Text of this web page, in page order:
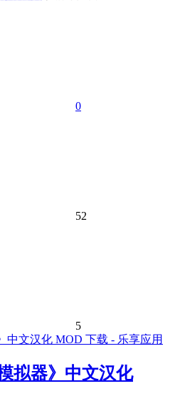
0
52
5
拟器》中文汉化